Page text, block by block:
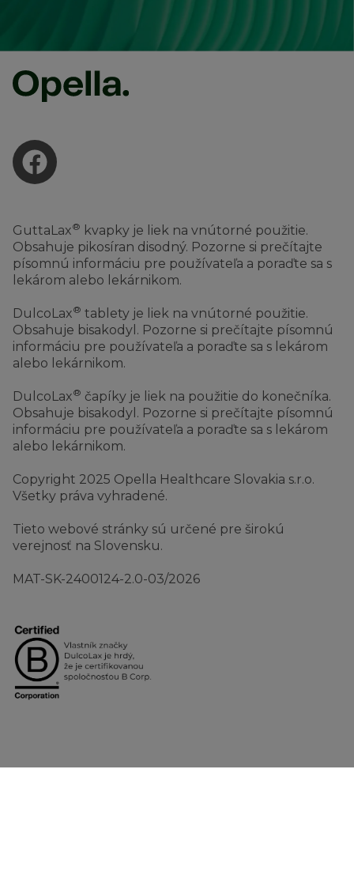
GuttaLax® kvapky je liek na vnútorné použitie.
Obsahuje pikosíran disodný. Pozorne si prečítajte
písomnú informáciu pre používateľa a poraďte sa s
lekárom alebo lekárnikom.
DulcoLax® tablety je liek na vnútorné použitie.
Obsahuje bisakodyl. Pozorne si prečítajte písomnú
informáciu pre používateľa a poraďte sa s lekárom
alebo lekárnikom.
DulcoLax® čapíky je liek na použitie do konečníka.
Obsahuje bisakodyl. Pozorne si prečítajte písomnú
informáciu pre používateľa a poraďte sa s lekárom
alebo lekárnikom.
Copyright 2025 Opella Healthcare Slovakia s.r.o.
Všetky práva vyhradené.
Tieto webové stránky sú určené pre širokú
verejnosť na Slovensku.
MAT-SK-2400124-2.0-03/2026
Kontakt